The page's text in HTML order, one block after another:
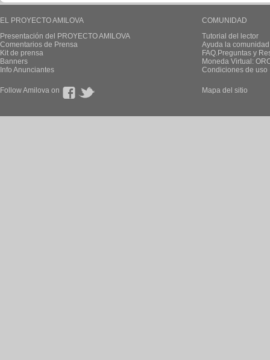
EL PROYECTO AMILOVA
Presentación del PROYECTO AMILOVA
Comentarios de Prensa
Kit de prensa
Banners
Info Anunciantes
COMUNIDAD
Tutorial del lector
Ayuda la
FAQ.Preguntas y
Moneda Virtual:
Condiciones de uso
Follow Amilova on Mapa del sitio